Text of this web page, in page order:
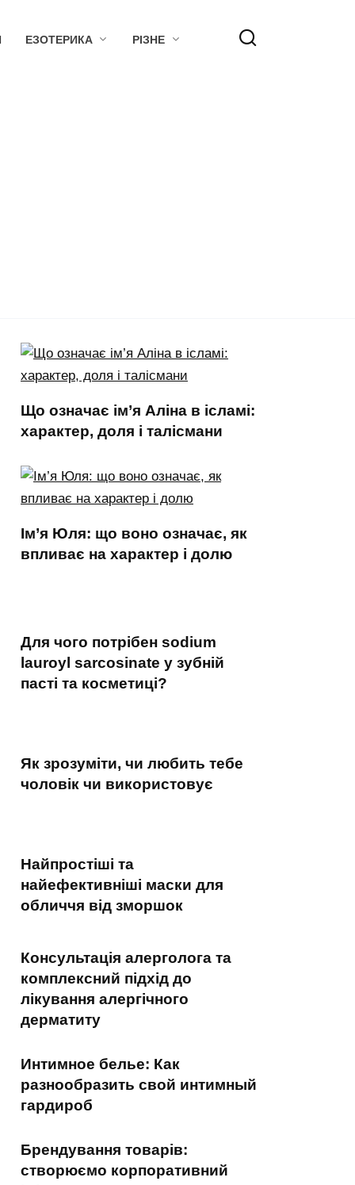
ЕЗОТЕРИКА РІЗНЕ
Що означає ім’я Аліна в ісламі:
характер, доля і талісмани
Ім’я Юля: що воно означає, як
впливає на характер і долю
Для чого потрібен sodium
lauroyl sarcosinate у зубній
пасті та косметиці?
Як зрозуміти, чи любить тебе
чоловік чи використовує
Найпростіші та
найефективніші маски для
обличчя від зморшок
Консультація алерголога та
комплексний підхід до
лікування алергічного
дерматиту
Интимное белье: Как
разнообразить свой интимный
гардироб
Брендування товарів:
створюємо корпоративний